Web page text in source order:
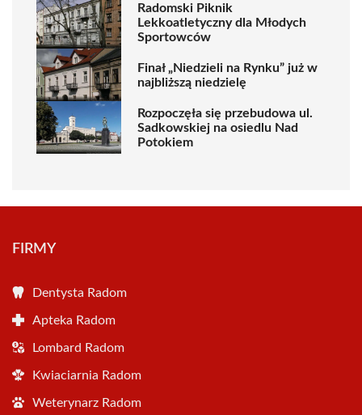
Radomski Piknik
Lekkoatletyczny dla Młodych
Sportowców
Finał „Niedzieli na Rynku” już w
najbliższą niedzielę
Rozpoczęła się przebudowa ul.
Sadkowskiej na osiedlu Nad
Potokiem
FIRMY
Dentysta Radom
Apteka Radom
Lombard Radom
Kwiaciarnia Radom
Weterynarz Radom